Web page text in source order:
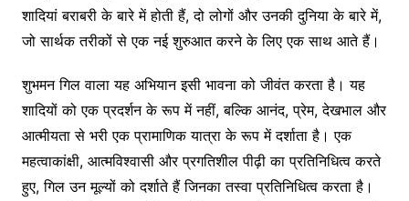
शादियां बराबरी के बारे में होती हैं, दो लोगों और उनकी दुनिया के बारे में,
जो सार्थक तरीकों से एक नई शुरुआत करने के लिए एक साथ आते हैं।
शुभमन गिल वाला यह अभियान इसी भावना को जीवंत करता है। यह
शादियों को एक प्रदर्शन के रूप में नहीं, बल्कि आनंद, प्रेम, देखभाल और
आत्मीयता से भरी एक प्रामाणिक यात्रा के रूप में दर्शाता है। एक
महत्वाकांक्षी, आत्मविश्वासी और प्रगतिशील पीढ़ी का प्रतिनिधित्व करते
हुए, गिल उन मूल्यों को दर्शाते हैं जिनका तस्वा प्रतिनिधित्व करता है।